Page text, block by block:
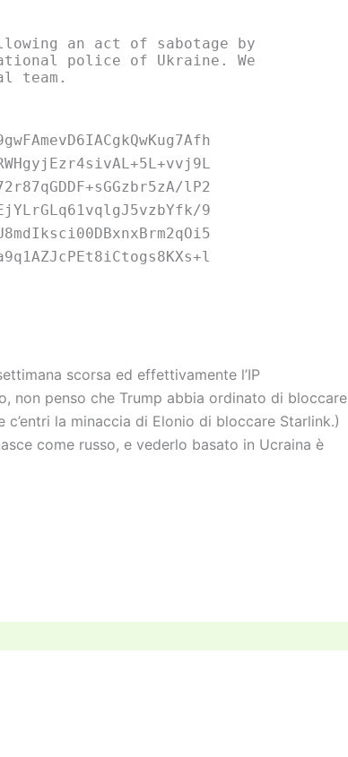
an act of sabotage by
police of Ukraine. We
team.
lP2
9
scorsa ed effettivamente l’IP
non penso che Trump abbia ordinato di bloccare
la minaccia di Elonio di bloccare Starlink.)
come russo, e vederlo basato in Ucraina è